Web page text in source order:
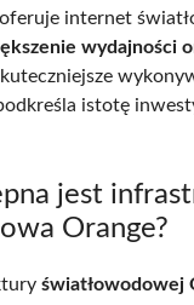
internet
wydajności
istotę
jest
Orange?
światłowodowej